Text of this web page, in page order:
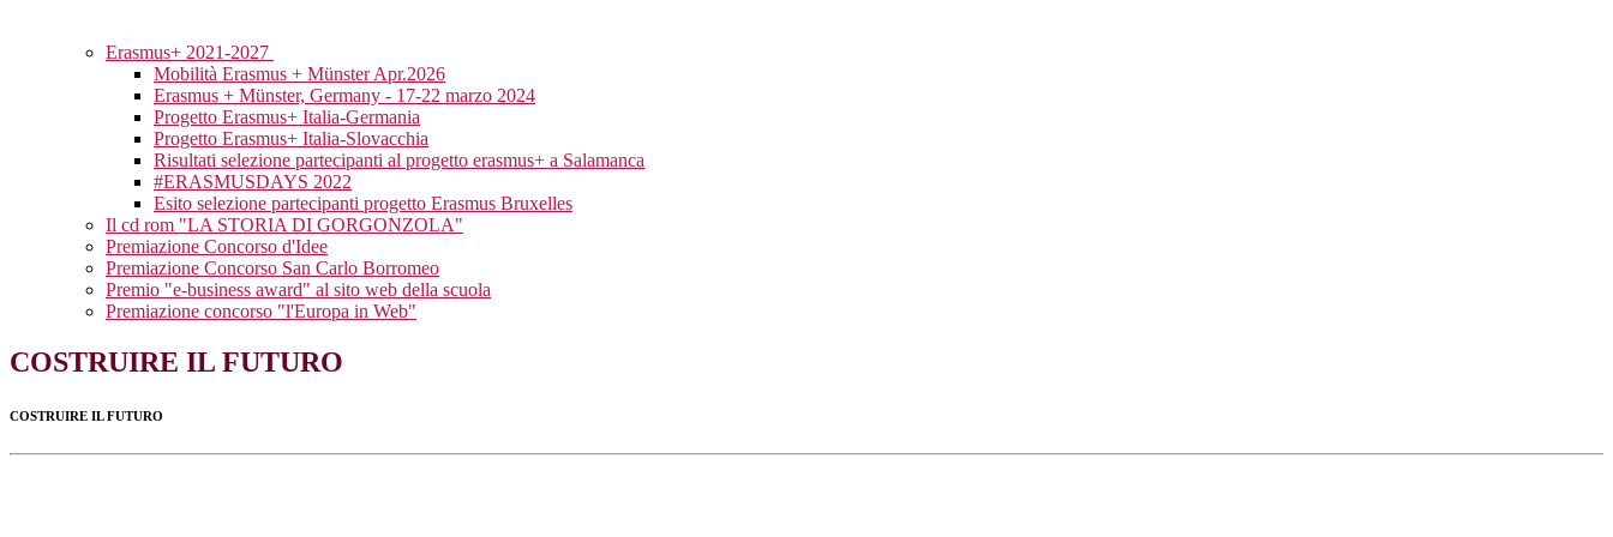
Erasmus+ 2021-2027
Mobilità Erasmus + Münster Apr.2026
Erasmus + Münster, Germany - 17-22 marzo 2024
Progetto Erasmus+ Italia-Germania
Progetto Erasmus+ Italia-Slovacchia
Risultati selezione partecipanti al progetto erasmus+ a Salamanca
#ERASMUSDAYS 2022
Esito selezione partecipanti progetto Erasmus Bruxelles
Il cd rom "LA STORIA DI GORGONZOLA"
Premiazione Concorso d'Idee
Premiazione Concorso San Carlo Borromeo
Premio "e-business award" al sito web della scuola
Premiazione concorso "l'Europa in Web"
COSTRUIRE IL FUTURO
COSTRUIRE IL FUTURO